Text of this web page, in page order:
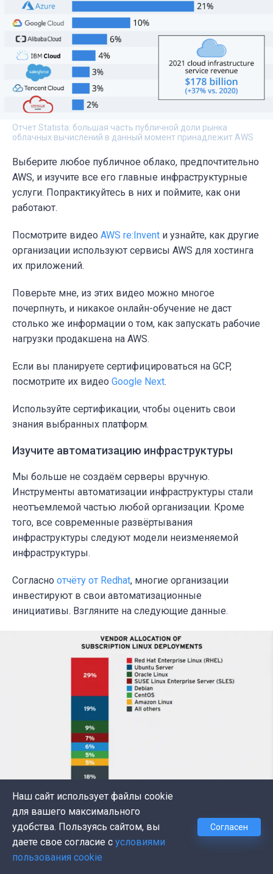
Отчет Statista: большая часть публичной доли рынка
облачных вычислений в данный момент принадлежит AWS
Выберите любое публичное облако, предпочтительно
AWS, и изучите все его главные инфраструктурные
услуги. Попрактикуйтесь в них и поймите, как они
работают.
Посмотрите видео AWS re:Invent и узнайте, как другие
организации используют сервисы AWS для хостинга
их приложений.
Поверьте мне, из этих видео можно многое
почерпнуть, и никакое онлайн-обучение не даст
столько же информации о том, как запускать рабочие
нагрузки продакшена на AWS.
Если вы планируете сертифицироваться на GCP,
посмотрите их видео Google Next.
Используйте сертификации, чтобы оценить свои
знания выбранных платформ.
Изучите автоматизацию инфраструктуры
Мы больше не создаём серверы вручную.
Инструменты автоматизации инфраструктуры стали
неотъемлемой частью любой организации. Кроме
того, все современные развёртывания
инфраструктуры следуют модели неизменяемой
инфраструктуры.
Согласно отчёту от Redhat, многие организации
инвестируют в свои автоматизационные
инициативы. Взгляните на следующие данные.
Отчёт от Redhat по ОС
Начиная с подготовки серверов и заканчивая
конфигурацией и развёртыванием приложений, всё
Наш сайт использует файлы cookie
для вашего максимального
удобства. Пользуясь сайтом, вы
даете свое согласие с условиями
пользования cookie
Согласен